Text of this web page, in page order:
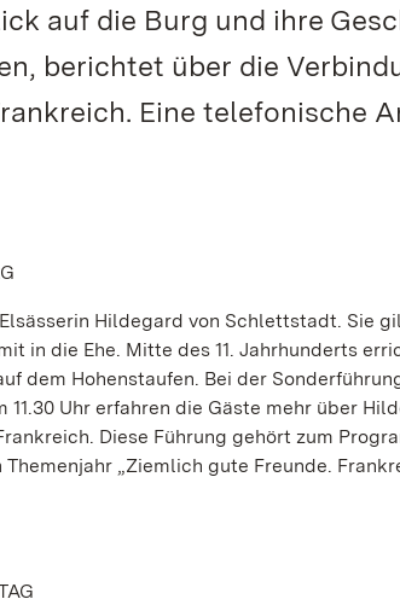
auf die Burg und ihre
berichtet über die
Eine telefonische
Hildegard von Schlettstadt. Sie
in die Ehe. Mitte des 11. Jahrhunderts
dem Hohenstaufen. Bei der
11.30 Uhr erfahren die Gäste mehr über
Diese Führung gehört zum
„Ziemlich gute Freunde.